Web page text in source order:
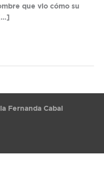
que vio cómo su
Fernanda Cabal